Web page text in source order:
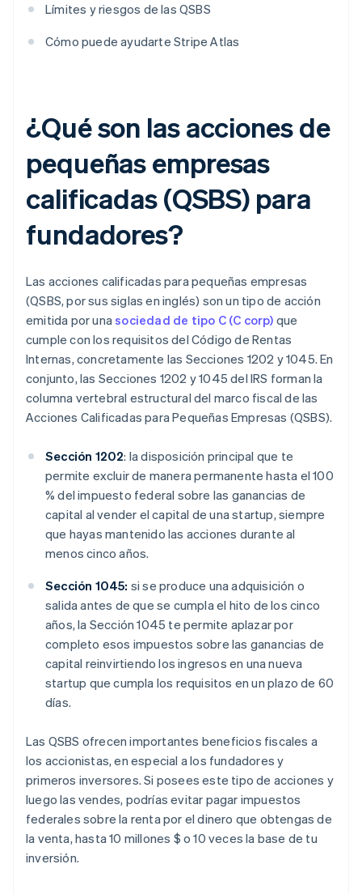
Límites y riesgos de las QSBS
Cómo puede ayudarte Stripe Atlas
¿Qué son las acciones de
pequeñas empresas
calificadas (QSBS) para
fundadores?
Las acciones calificadas para pequeñas empresas
(QSBS, por sus siglas en inglés) son un tipo de acción
emitida por unasociedad de tipo C (C corp) que
cumple con los requisitos del Código de Rentas
Internas, concretamente las Secciones 1202 y 1045. En
conjunto, las Secciones 1202 y 1045 del IRS forman la
columna vertebral estructural del marco fiscal de las
Acciones Calificadas para Pequeñas Empresas (QSBS).
Sección 1202: la disposición principal que te
permite excluir de manera permanente hasta el 100
% del impuesto federal sobre las ganancias de
capital al vender el capital de una startup, siempre
que hayas mantenido las acciones durante al
menos cinco años.
Sección 1045: si se produce una adquisición o
salida antes de que se cumpla el hito de los cinco
años, la Sección 1045 te permite aplazar por
completo esos impuestos sobre las ganancias de
capital reinvirtiendo los ingresos en una nueva
startup que cumpla los requisitos en un plazo de 60
días.
Las QSBS ofrecen importantes beneficios fiscales a
los accionistas, en especial a los fundadores y
primeros inversores. Si posees este tipo de acciones y
luego las vendes, podrías evitar pagar impuestos
federales sobre la renta por el dinero que obtengas de
la venta, hasta 10 millones $ o 10 veces la base de tu
inversión.